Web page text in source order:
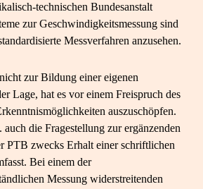
technischen Bundesanstalt
zur Geschwindigkeitsmessung sind
Messverfahren anzusehen.
zur Bildung einer eigenen
Lage, hat es vor einem Freispruch des
auszuschöpfen.
die Fragestellung zur ergänzenden
PTB zwecks Erhalt einer schriftlichen
Bei einem der
Messung widerstreitenden